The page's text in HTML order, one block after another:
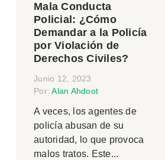
Mala Conducta
Policial: ¿Cómo
Demandar a la Policía
por Violación de
Derechos Civiles?
Junio 12, 2023
Por:Alan Ahdoot
A veces, los agentes de
policía abusan de su
autoridad, lo que provoca
malos tratos. Este...